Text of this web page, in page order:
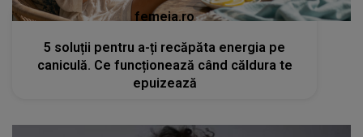
femeia.ro
5 soluții pentru a-ți recăpăta energia pe
caniculă. Ce funcționează când căldura te
epuizează